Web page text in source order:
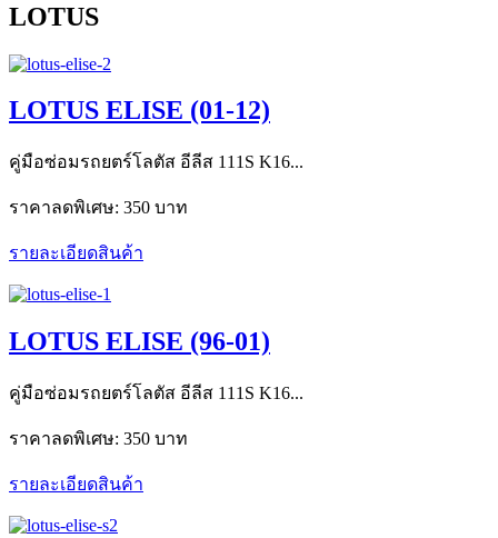
LOTUS
LOTUS ELISE (01-12)
คู่มือซ่อมรถยตร์โลตัส อีลีส 111S K16...
ราคาลดพิเศษ: 350 บาท
รายละเอียดสินค้า
LOTUS ELISE (96-01)
คู่มือซ่อมรถยตร์โลตัส อีลีส 111S K16...
ราคาลดพิเศษ: 350 บาท
รายละเอียดสินค้า